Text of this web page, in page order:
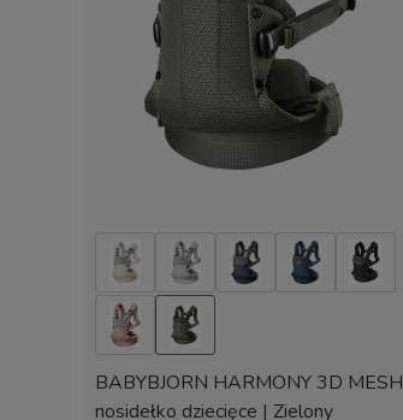
BABYBJORN HARMONY 3D MESH
nosidełko dziecięce | Zielony